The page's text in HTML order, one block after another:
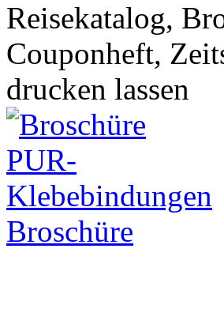
Reisekatalog,
Couponheft,
drucken lassen
Broschüre